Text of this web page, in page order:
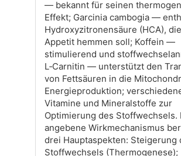
— bekannt für seinen
Effekt; Garcinia cambogia —
Hydroxyzitronensäure (HCA),
Appetit hemmen soll; Koffein —
stimulierend und
L‑Carnitin — unterstützt den
von Fettsäuren in die
Energieproduktion;
Vitamine und Mineralstoffe zur
Optimierung des Stoffwechsels.
angebene Wirkmechanismus
drei Hauptaspekten: Steigerung
Stoffwechsels (Thermogenese);